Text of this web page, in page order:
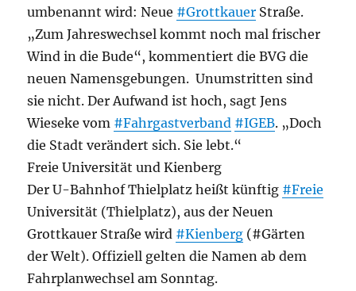
umbenannt wird: Neue #Grottkauer Straße.
„Zum Jahreswechsel kommt noch mal frischer
Wind in die Bude“, kommentiert die BVG die
neuen Namensgebungen. Unumstritten sind
sie nicht. Der Aufwand ist hoch, sagt Jens
Wieseke vom #Fahrgastverband #IGEB. „Doch
die Stadt verändert sich. Sie lebt.“
Freie Universität und Kienberg
Der U-Bahnhof Thielplatz heißt künftig #Freie
Universität (Thielplatz), aus der Neuen
Grottkauer Straße wird #Kienberg (#Gärten
der Welt). Offiziell gelten die Namen ab dem
Fahrplanwechsel am Sonntag.